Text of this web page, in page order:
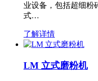
业设备，包括超细粉
式…
了解详情
LM 立式磨粉机